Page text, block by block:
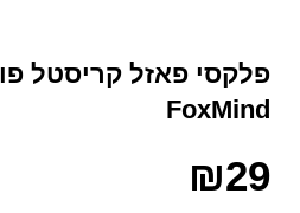
פלקסי פאזל קריסטל
FoxMind
₪29